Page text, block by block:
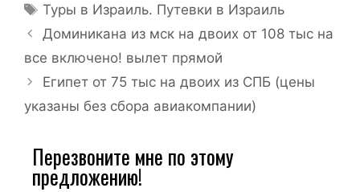
Туры в Израиль. Путевки в Израиль
Доминикана из мск на двоих от 108 тыс на
все включено! вылет прямой
Египет от 75 тыс на двоих из СПБ (цены
указаны без сбора авиакомпании)
Перезвоните мне по этому
предложению!